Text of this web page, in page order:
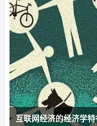
互联网经济的经济学特